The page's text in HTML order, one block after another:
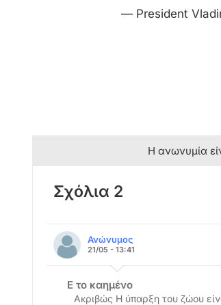
— President
Η ανωνυμία
Σχόλια 2
Ανώνυμος
21/05 - 13:41
Ε το καημένο
Ακριβώς Η ύπαρξη του ζώου